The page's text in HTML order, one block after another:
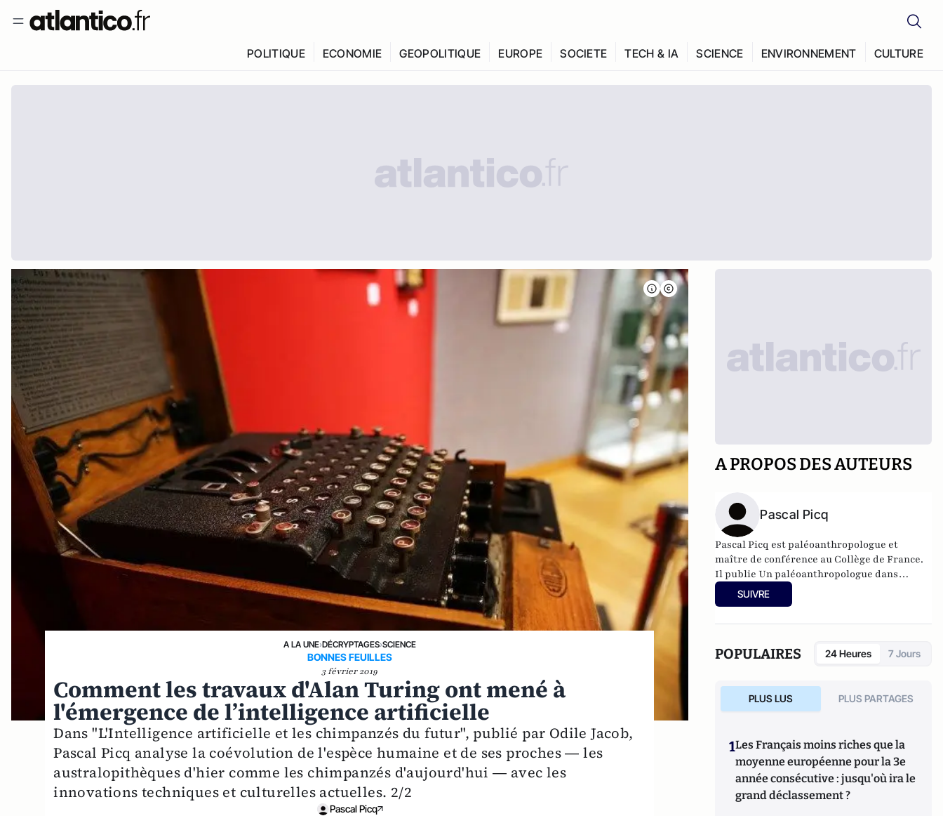
POLITIQUE ECONOMIE GEOPOLITIQUE EUROPE SOCIETE TECH & IA SCIENCE ENVIRONNEMENT CULTURE
A LA UNE›DÉCRYPTAGES›SCIENCE
BONNES FEUILLES
3 février 2019
Comment les travaux d'Alan Turing ont mené à
l'émergence de l’intelligence artificielle
Dans "L'Intelligence artificielle et les chimpanzés du futur", publié par Odile Jacob,
Pascal Picq analyse la coévolution de l'espèce humaine et de ses proches ― les
australopithèques d'hier comme les chimpanzés d'aujourd'hui ― avec les
innovations techniques et culturelles actuelles. 2/2
Pascal Picq
A PROPOS DES AUTEURS
Pascal Picq
Pascal Picq est paléoanthropologue et
maître de conférence au Collège de France.
Il publie Un paléoanthropologue dans
l'entreprise.
SUIVRE
POPULAIRES 24 Heures 7 Jours
PLUS LUS PLUS PARTAGES
1Les Français moins riches que la
moyenne européenne pour la 3e
année consécutive : jusqu'où ira le
grand déclassement ?